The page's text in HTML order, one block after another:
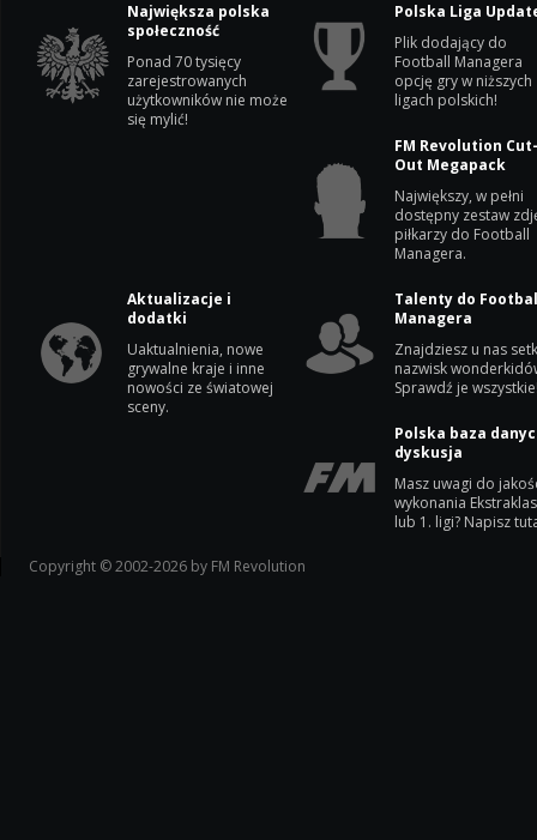
Największa polska
społeczność
Ponad 70 tysięcy
zarejestrowanych
użytkowników nie może
się mylić!
Polska Liga
Plik dodający do
Football Managera
opcję gry w niższych
ligach polskich!
FM Revolution
Out Megapack
Największy, w pełni
dostępny zestaw
piłkarzy do Football
Managera.
Aktualizacje i
dodatki
Uaktualnienia, nowe
grywalne kraje i inne
nowości ze światowej
sceny.
Talenty do
Managera
Znajdziesz u nas
nazwisk
Sprawdź je
Polska baza
dyskusja
Masz uwagi do
wykonania
lub 1. ligi? Napisz
Copyright © 2002-2026 by FM Revolution